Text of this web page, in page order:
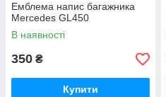
Емблема напис багажника
Mercedes GL450
В наявності
350 ₴
Купити